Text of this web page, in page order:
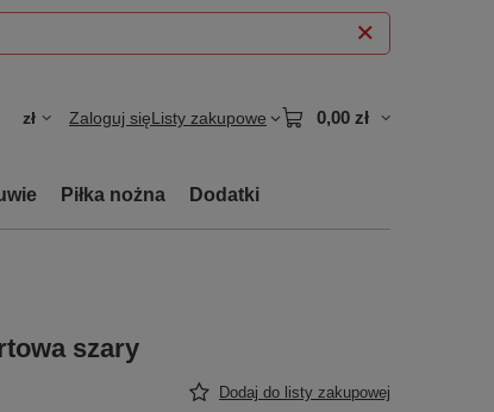
zł Zaloguj sięListy zakupowe 0,00 zł
Piłka nożna Dodatki
szary
Dodaj do listy zakupowej